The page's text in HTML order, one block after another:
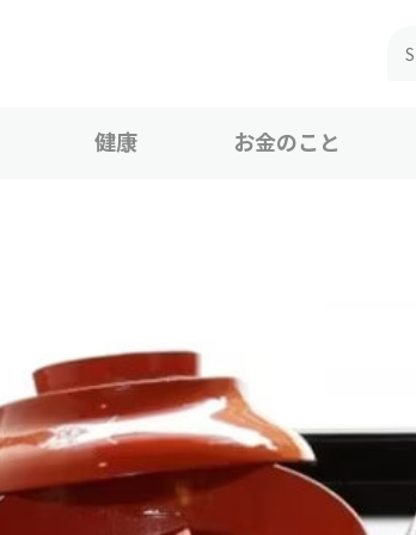
健康 お金のこと